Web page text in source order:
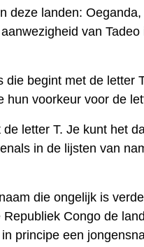
deze landen:
van
die begint met de letter
hun voorkeur voor de
letter T. Je kunt het
in de lijsten van
die ongelijk is
Congo de
principe een